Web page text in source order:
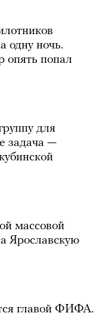
одну ночь.
опять попал
для
задача —
массовой
Ярославскую
главой ФИФА.